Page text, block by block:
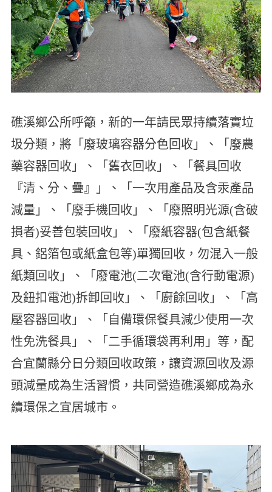
礁溪鄉公所呼籲，新的一年請民眾持續落實垃
圾分類，將「廢玻璃容器分色回收」、「廢農
藥容器回收」、「舊衣回收」、「餐具回收
『清、分、疊』」、「一次用產品及含汞產品
減量」、「廢手機回收」、「廢照明光源(含破
損者)妥善包裝回收」、「廢紙容器(包含紙餐
具、鋁箔包或紙盒包等)單獨回收，勿混入一般
紙類回收」、「廢電池(二次電池(含行動電源)
及鈕扣電池)拆卸回收」、「廚餘回收」、「高
壓容器回收」、「自備環保餐具減少使用一次
性免洗餐具」、「二手循環袋再利用」等，配
合宜蘭縣分日分類回收政策，讓資源回收及源
頭減量成為生活習慣，共同營造礁溪鄉成為永
續環保之宜居城市。